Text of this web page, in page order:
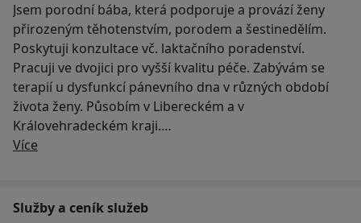
Jsem porodní bába, která podporuje a provází ženy
přirozeným těhotenstvím, porodem a šestinedělím.
Poskytuji konzultace vč. laktačního poradenství.
Pracuji ve dvojici pro vyšší kvalitu péče. Zabývám se
terapií u dysfunkcí pánevního dna v různých období
života ženy. Působím v Libereckém a v
Královehradeckém kraji.
více na www.porodjinak.cz
Více
Služby a ceník služeb